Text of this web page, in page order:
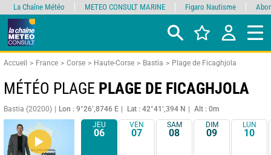
Accueil France Corse Haute-Corse Bastia Plage de Ficaghjola
MÉTÉO PLAGE PLAGE DE FICAGHJOLA
Bastia (20200) Lon : 9°26’,8746 E Lat : 42°41’,394 N Alt : 0m
JEU
06
VEN
07
SAM
08
DIM
09
LUN
10
La Chaîne Météo METEO CONSULT MARINE Figaro Nautisme